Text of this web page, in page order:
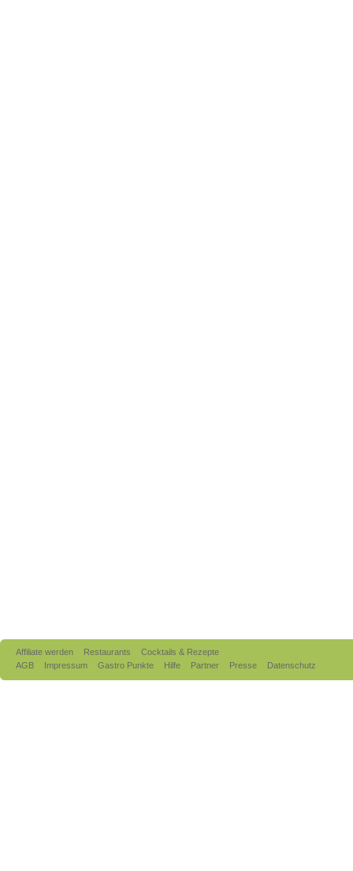
Affiliate werden Restaurants
Cocktails & Rezepte
AGB
Impressum Gastro Punkte Hilfe Partner Presse Datenschutz